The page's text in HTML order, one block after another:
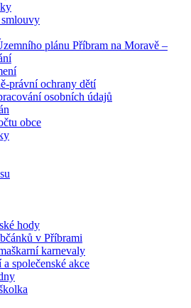
plánu Příbram na Moravě –
právní ochrany dětí
osobních údajů
obce
hody
v Příbrami
karnevaly
společenské akce